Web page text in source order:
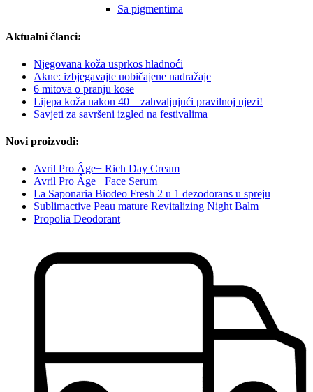
Sa pigmentima
Aktualni članci:
Njegovana koža usprkos hladnoći
Akne: izbjegavajte uobičajene nadražaje
6 mitova o pranju kose
Lijepa koža nakon 40 – zahvaljujući pravilnoj njezi!
Savjeti za savršeni izgled na festivalima
Novi proizvodi:
Avril Pro Âge+ Rich Day Cream
Avril Pro Âge+ Face Serum
La Saponaria Biodeo Fresh 2 u 1 dezodorans u spreju
Sublimactive Peau mature Revitalizing Night Balm
Propolia Deodorant